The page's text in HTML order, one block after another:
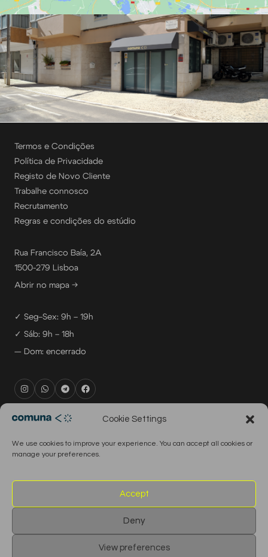
Cookie Settings
We use cookies to improve your experience. You can accept all cookies or
manage your preferences.
Accept
Deny
View preferences
Termos e Condições
Política de Privacidade
Registo de Novo Cliente
Trabalhe connosco
Recrutamento
Regras e condições do estúdio
Rua Francisco Baía, 2A
1500-279 Lisboa
Abrir no mapa →
✓ Seg–Sex: 9h – 19h
✓ Sáb: 9h – 18h
— Dom: encerrado
rental@comuna.pt
production@comuna.pt